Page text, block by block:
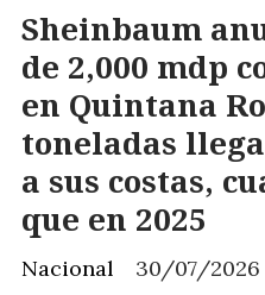
Sheinbaum
de 2,000 mdp
en Quintana
toneladas
a sus costas,
que en 2025
Nacional 30/07/2026